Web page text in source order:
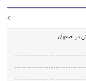
در اصفهان